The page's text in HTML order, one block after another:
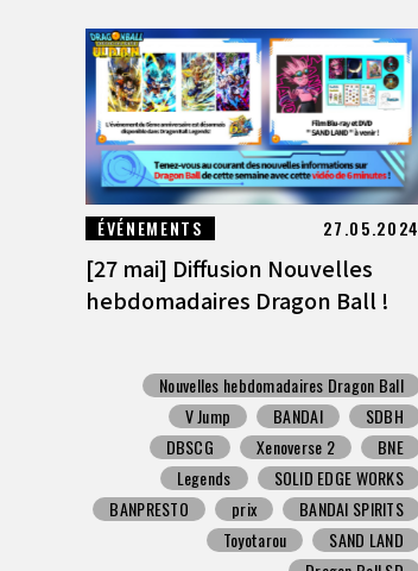
ÉVÉNEMENTS 27.05.2024
[27 mai] Diffusion Nouvelles
hebdomadaires Dragon Ball !
Nouvelles hebdomadaires Dragon Ball
V Jump
BANDAI
SDBH
DBSCG
Xenoverse 2
BNE
Legends
SOLID EDGE WORKS
BANPRESTO
prix
BANDAI SPIRITS
Toyotarou
SAND LAND